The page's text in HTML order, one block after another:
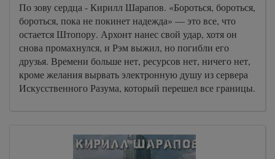
По зову сердца - Кирилл Шарапов. «Бороться, бороться,
бороться, пока не покинет надежда» — это все, что
остается Штопору. Архонт нанес свой удар, хотя он
снова промахнулся, и Рэм выжил, но погибли его
друзья. Времени больше нет, ресурсов нет, ничего нет,
кроме желания вырвать электронную душу из сервера
Искусственного Разума, который перешел все границы.